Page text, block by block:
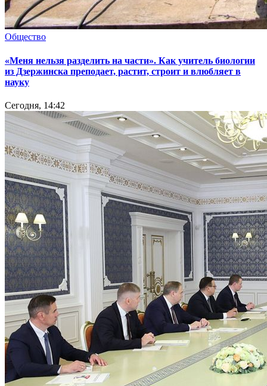
Общество
«Меня нельзя разделить на части». Как учитель биологии
из Дзержинска преподает, растит, строит и влюбляет в
науку
Сегодня, 14:42